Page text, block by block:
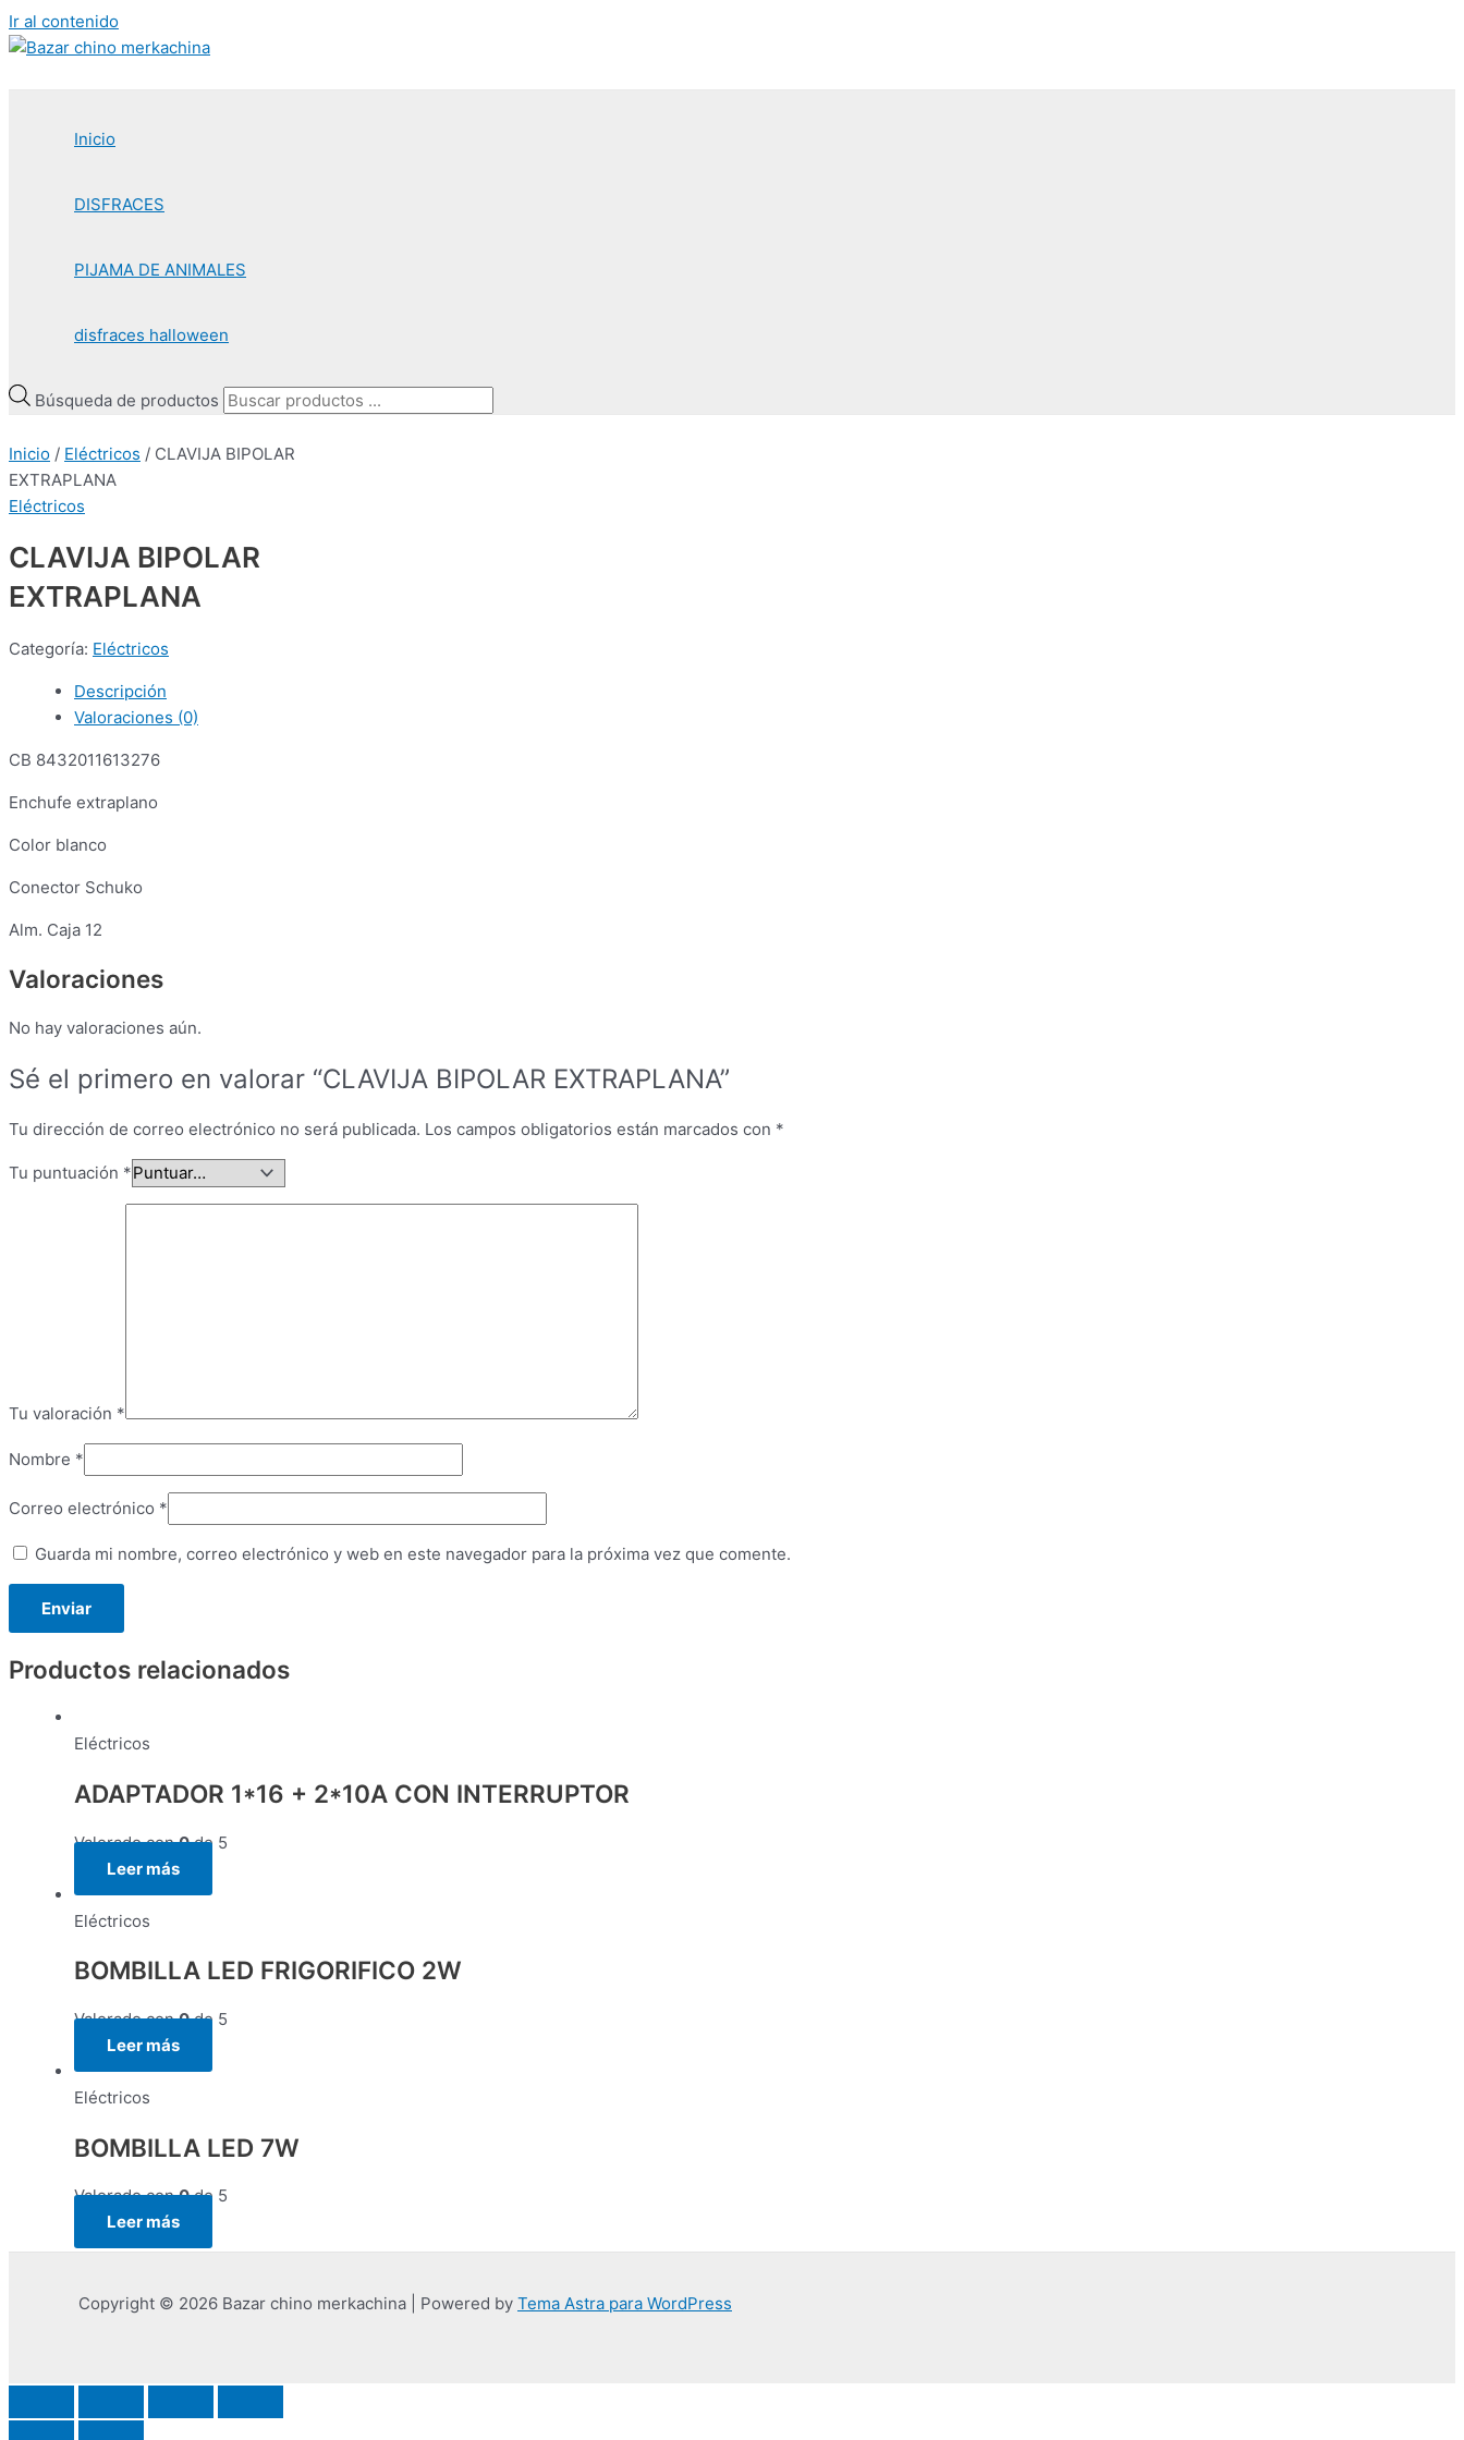
Ir al contenido
Inicio
DISFRACES
PIJAMA DE ANIMALES
disfraces halloween
Búsqueda de productos
Inicio / Eléctricos / CLAVIJA BIPOLAR
EXTRAPLANA
Eléctricos
CLAVIJA BIPOLAR
EXTRAPLANA
Categoría: Eléctricos
Descripción
Valoraciones (0)
CB 8432011613276
Enchufe extraplano
Color blanco
Conector Schuko
Alm. Caja 12
Valoraciones
No hay valoraciones aún.
Sé el primero en valorar “CLAVIJA BIPOLAR EXTRAPLANA”
Tu dirección de correo electrónico no será publicada. Los campos obligatorios están marcados con *
Tu puntuación *
Tu valoración *
Nombre *
Correo electrónico *
Guarda mi nombre, correo electrónico y web en este navegador para la próxima vez que comente.
Productos relacionados
Eléctricos
ADAPTADOR 1*16 + 2*10A CON INTERRUPTOR
Valorado con0de 5
Leer más
Eléctricos
BOMBILLA LED FRIGORIFICO 2W
Valorado con0de 5
Leer más
Eléctricos
BOMBILLA LED 7W
Valorado con0de 5
Leer más
Copyright © 2026 Bazar chino merkachina | Powered by Tema Astra para WordPress